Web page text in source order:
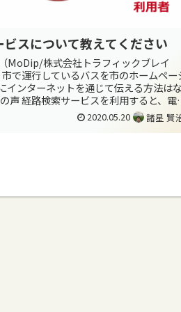
ビスについて教えてください
MoDip/株式会社トラフィックブレイ
で運行しているバスを市のホームペー
インターネットを通じて伝える方法はな
声 経路検索サービスを利用すると、電
2020.05.20 諸星 賢